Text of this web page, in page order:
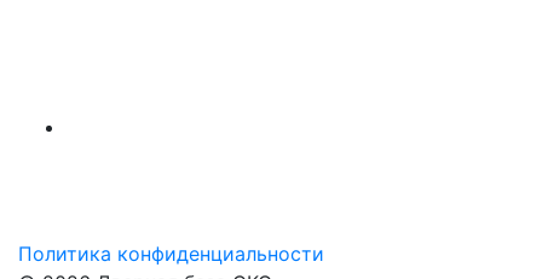
Политика конфиденциальности